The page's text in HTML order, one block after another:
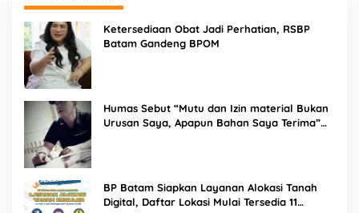
Ketersediaan Obat Jadi Perhatian, RSBP
Batam Gandeng BPOM
Humas Sebut “Mutu dan Izin material Bukan
Urusan Saya, Apapun Bahan Saya Terima”
BP Batam Siapkan Layanan Alokasi Tanah
Digital, Daftar Lokasi Mulai Tersedia 11